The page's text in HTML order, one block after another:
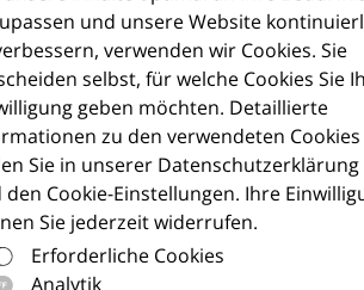
und unsere Website
verwenden wir Cookies. Sie
selbst, für welche Cookies Sie
geben möchten. Detaillierte
zu den verwendeten Cookies
Sie in unserer Datenschutzerklärung
den Cookie-Einstellungen. Ihre
Sie jederzeit widerrufen.
Erforderliche Cookies
Analytik
Euroderm Excellence
Ihr digitaler Kompass für die
Wissen, Bildern und praktischen
Alltag.